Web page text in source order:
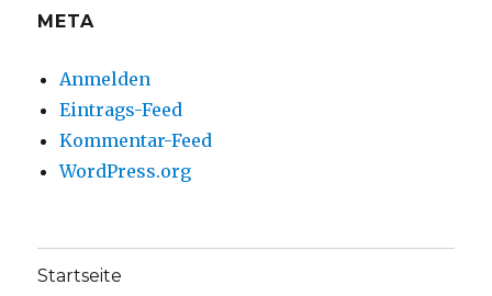
META
Anmelden
Eintrags-Feed
Kommentar-Feed
WordPress.org
Startseite